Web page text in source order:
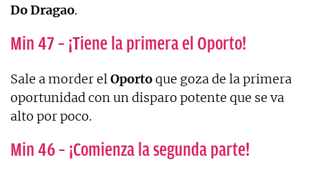
DoDragao.
Min 47 – ¡Tiene la primera el Oporto!
Sale a morder elOportoque goza de la primera
oportunidad con un disparo potente que se va
alto por poco.
Min 46 – ¡Comienza la segunda parte!